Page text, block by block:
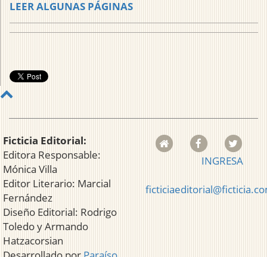
LEER ALGUNAS PÁGINAS
Ficticia Editorial:
Editora Responsable:
Mónica Villa
Editor Literario: Marcial
Fernández
Diseño Editorial: Rodrigo
Toledo y Armando
Hatzacorsian
INGRESA